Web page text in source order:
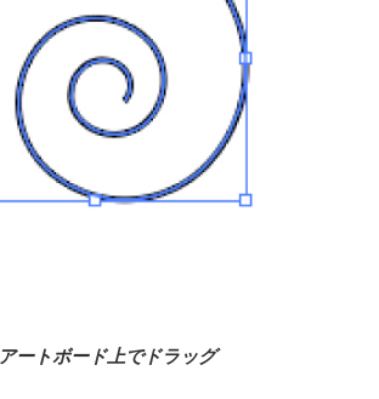
アートボード上でドラッグ